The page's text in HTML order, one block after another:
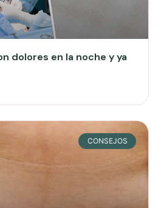
dolores en la noche y ya
CONSEJOS